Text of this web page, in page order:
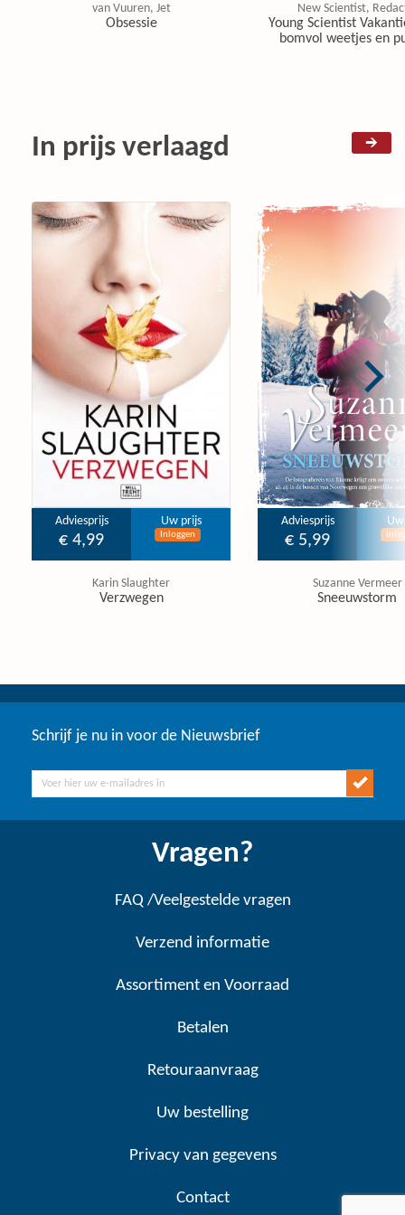
van Vuuren, Jet
Obsessie
New Scientist,
Young Scientist
bomvol weetjes en
In prijs verlaagd
Adviesprijs
€ 4,99
Uw prijs
Inloggen
Karin Slaughter
Verzwegen
Adviesprijs
€ 5,99
Suzanne Vermeer
Sneeuwstorm
Schrijf je nu in voor de Nieuwsbrief
Vragen?
FAQ /Veelgestelde vragen
Verzend informatie
Assortiment en Voorraad
Betalen
Retouraanvraag
Uw bestelling
Privacy van gegevens
Contact